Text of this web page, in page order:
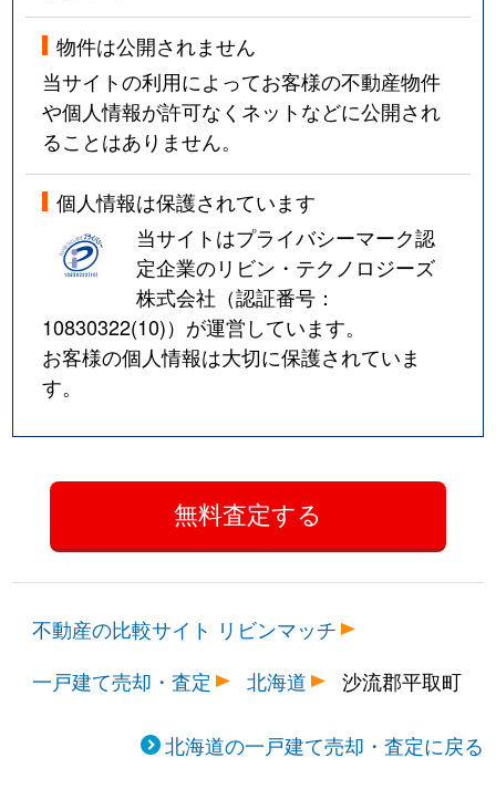
物件は公開されません
当サイトの利用によってお客様の不動産物件
や個人情報が許可なくネットなどに公開され
ることはありません。
個人情報は保護されています
当サイトはプライバシーマーク認
定企業のリビン・テクノロジーズ
株式会社（認証番号：
10830322(10)）が運営しています。
お客様の個人情報は大切に保護されていま
す。
不動産の比較サイト リビンマッチ
一戸建て売却・査定
北海道 沙流郡平取町
北海道の一戸建て売却・査定に戻る